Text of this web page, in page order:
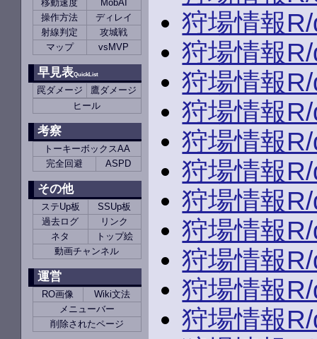
移動速度
MobAI
操作方法
ディレイ
射線判定
攻城戦
マップ
vsMVP
早見表QuickList
罠ダメージ
鷹ダメージ
ヒール
考察
トーキーボックスAA
完全回避
ASPD
その他
ステUp板
SSUp板
過去ログ
リンク
ネタ
トップ絵
動画チャンネル
運営
RO画像
Wiki文法
メニューバー
削除されたページ
狩場情報
狩場情報
狩場情報
狩場情報
狩場情報
狩場情報
狩場情報
狩場情報
狩場情報
狩場情報
狩場情報